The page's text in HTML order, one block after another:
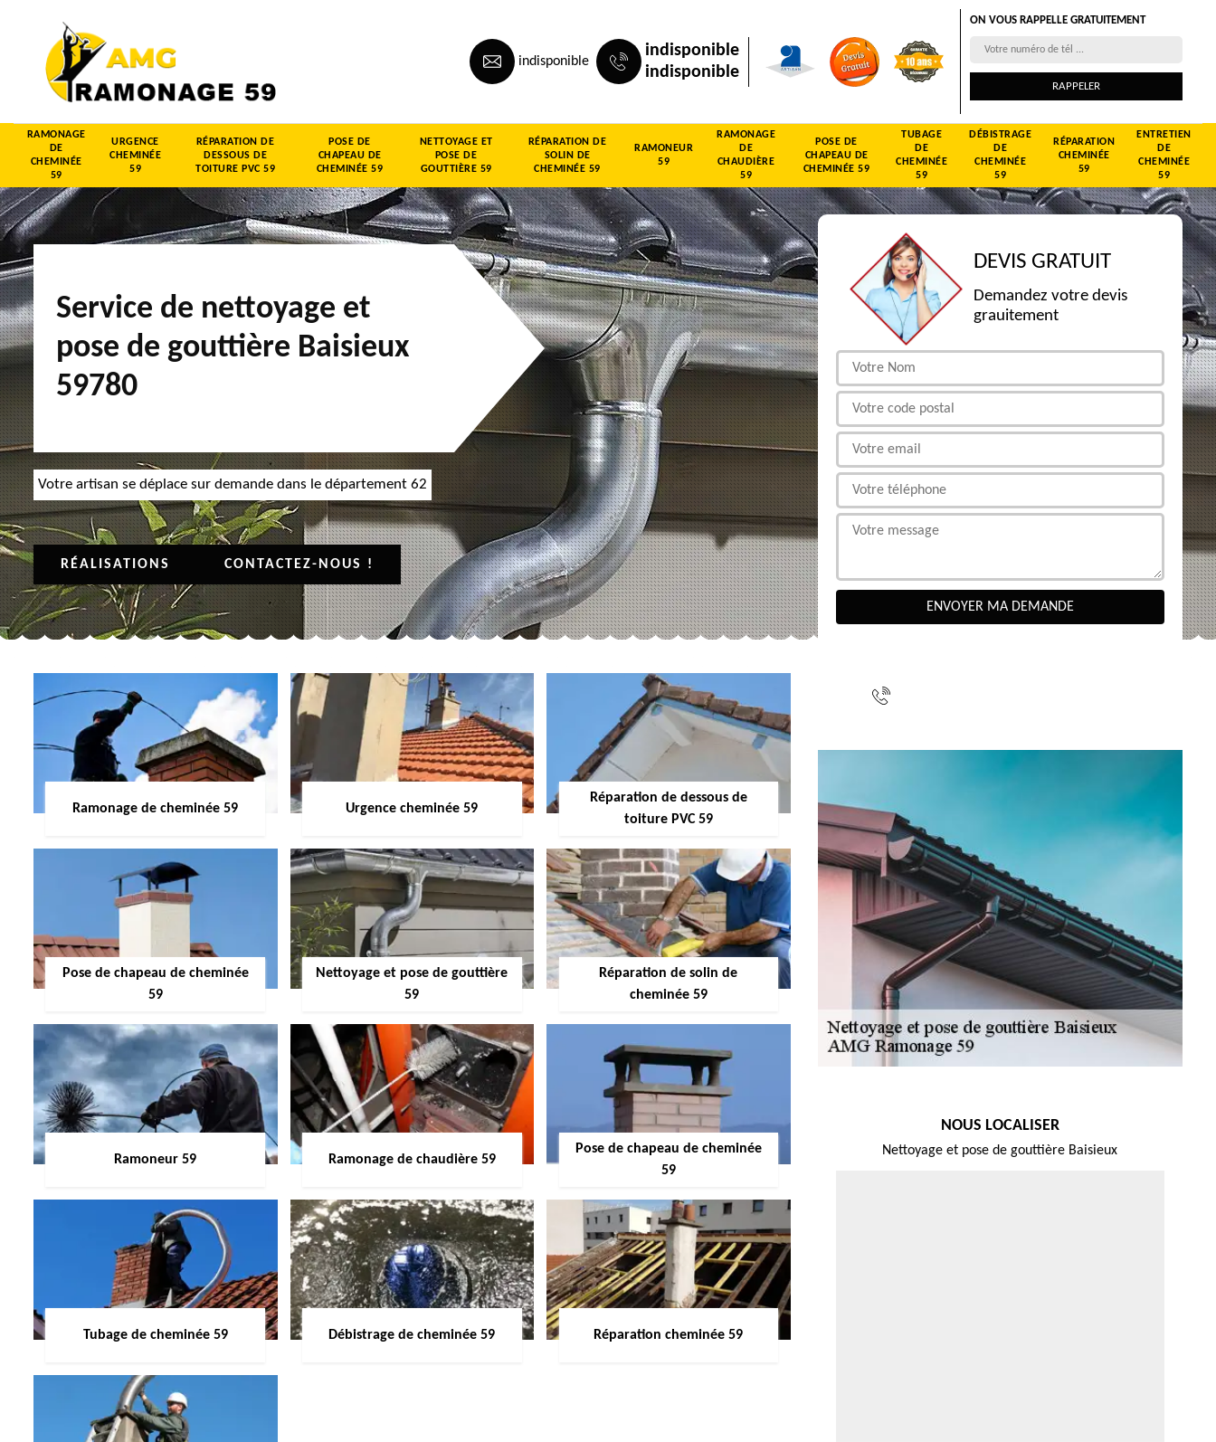
indisponible
indisponible
indisponible
ON VOUS RAPPELLE GRATUITEMENT
RAMONAGE
DE
CHEMINÉE
59
URGENCE
CHEMINÉE
59
RÉPARATION DE
DESSOUS DE
TOITURE PVC 59
POSE DE
CHAPEAU DE
CHEMINÉE 59
NETTOYAGE ET
POSE DE
GOUTTIÈRE 59
RÉPARATION DE
SOLIN DE
CHEMINÉE 59
RAMONEUR
59
RAMONAGE
DE
CHAUDIÈRE
59
POSE DE
CHAPEAU DE
CHEMINÉE 59
TUBAGE
DE
CHEMINÉE
59
DÉBISTRAGE
DE
CHEMINÉE
59
RÉPARATION
CHEMINÉE
59
ENTRETIEN
DE
CHEMINÉE
59
Service de nettoyage et
pose de gouttière Baisieux
59780
Votre artisan se déplace sur demande dans le département 62
RÉALISATIONS CONTACTEZ-NOUS !
Ramonage de cheminée 59 Urgence cheminée 59
Réparation de dessous de
toiture PVC 59
Pose de chapeau de cheminée
59
Nettoyage et pose de gouttière
59
Réparation de solin de
cheminée 59
Ramoneur 59 Ramonage de chaudière 59
Pose de chapeau de cheminée
59
Tubage de cheminée 59 Débistrage de cheminée 59 Réparation cheminée 59
DEVIS GRATUIT
Demandez votre devis
grauitement
NOUS LOCALISER
Nettoyage et pose de gouttière Baisieux